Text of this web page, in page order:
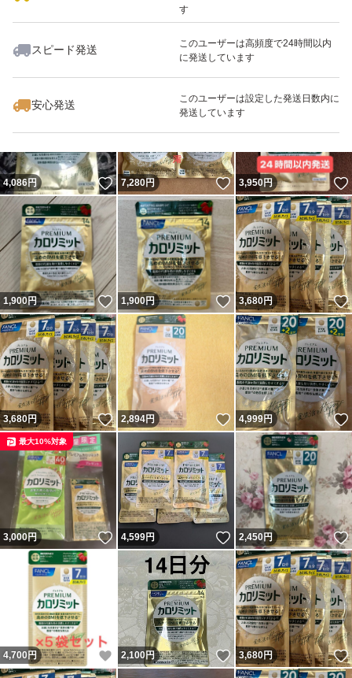
す
スピード発送
このユーザーは高頻度で24時間以内
に発送しています
安心発送
このユーザーは設定した発送日数内に
発送しています
いいね！
4,650
4,086円 いいね！
7,280円 いいね！
3,950円
1,900円 いいね！
1,900円 いいね！
3,680円
3,680円 いいね！
2,894円 いいね！
4,999円
3,000円 いいね！
最大10%対象
4,599円 いいね！
2,450円
4,700 円 いいね！
2,100円 いいね！
3,680円